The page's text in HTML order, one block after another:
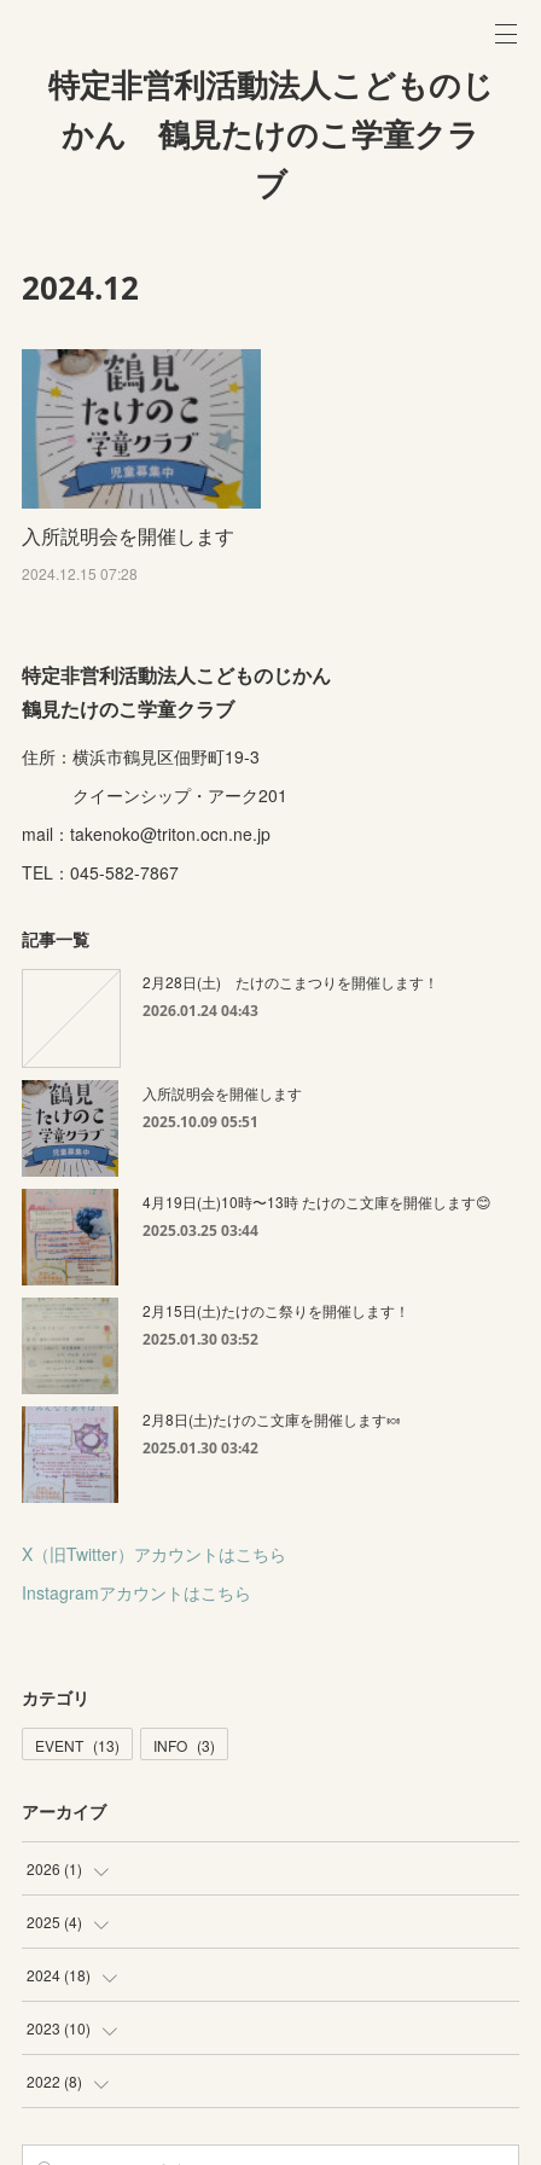
特定非営利活動法人こどものじ
かん 鶴見たけのこ学童クラ
ブ
2024.12
入所説明会を開催します
2024.12.15 07:28
特定非営利活動法人こどものじかん
鶴見たけのこ学童クラブ
住所：横浜市鶴見区佃野町19-3
クイーンシップ・アーク201
mail：takenoko@triton.ocn.ne.jp
TEL：045-582-7867
記事一覧
2月28日(土) たけのこまつりを開催します！
2026.01.24 04:43
入所説明会を開催します
2025.10.09 05:51
4月19日(土)10時〜13時 たけのこ文庫を開催します😊
2025.03.25 03:44
2月15日(土)たけのこ祭りを開催します！
2025.01.30 03:52
2月8日(土)たけのこ文庫を開催します🍬
2025.01.30 03:42
X（旧Twitter）アカウントはこちら
Instagramアカウントはこちら
カテゴリ
EVENT (13) INFO (3)
アーカイブ
2026 (1)
( )
2025 (4)
(1
(1
(
2024 (18)
(1
( )
2023 (10)
( )
2022 (8)